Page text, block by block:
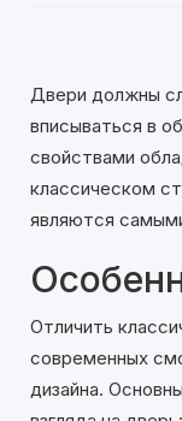
Двери должны
вписываться в
свойствами
классическом
являются
Отличить
современных
дизайна.